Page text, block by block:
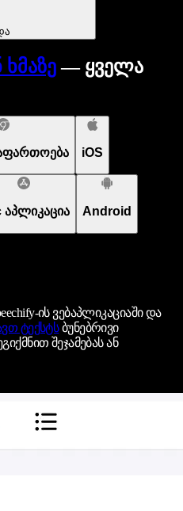
— ყველა
iOS
აპლიკაცია Android
ის ვებაპლიკაციაში და
ტექსტსბუნებრივი
შეჯამებას ან